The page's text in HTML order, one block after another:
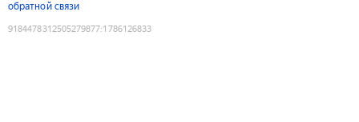
обратной связи
9184478312505279877:1786126833